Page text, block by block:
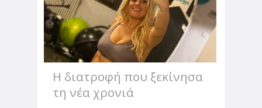
Η διατροφή που ξεκίνησα
τη νέα χρονιά